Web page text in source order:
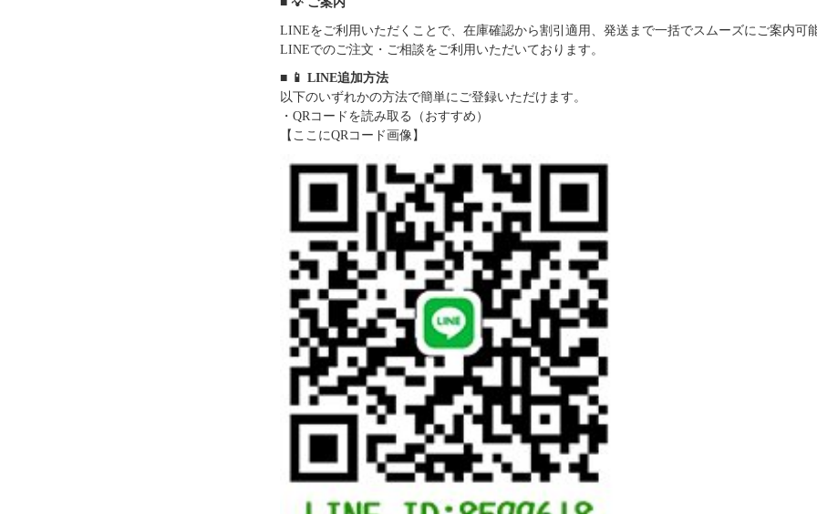
LINEをご利用いただくことで、在庫確認から割引適用、発送まで一括でスムーズにご案内可
LINEでのご注文・ご相談をご利用いただいております。
■ 📱 LINE追加方法
以下のいずれかの方法で簡単にご登録いただけます。
・QRコードを読み取る（おすすめ）
【ここにQRコード画像】